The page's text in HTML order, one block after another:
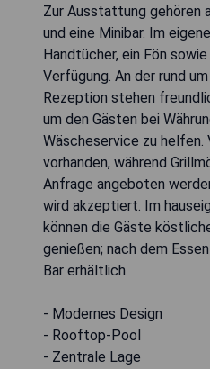
Zur Ausstattung gehören
und eine Minibar. Im
Handtücher, ein Fön
Verfügung. An der rund
Rezeption stehen
um den Gästen bei
Wäscheservice zu helfen.
vorhanden, während
Anfrage angeboten
wird akzeptiert. Im
können die Gäste
genießen; nach dem
Bar erhältlich.
- Modernes Design
- Rooftop-Pool
- Zentrale Lage